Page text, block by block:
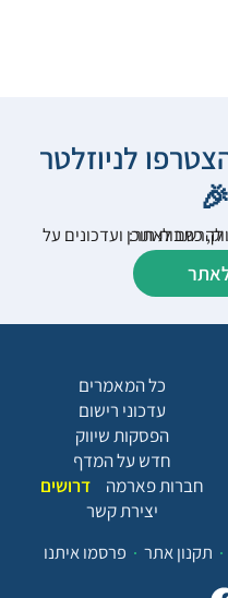
לניוזלטר
על וובינרים וכנסים – נא להרשם לאתר:
כל המאמרים
עדכוני רישום
הפסקות שיווק
חדש על המדף
חברות פארמה
דרושים
יצירת קשר
תקנון אתר פרסמו איתנו